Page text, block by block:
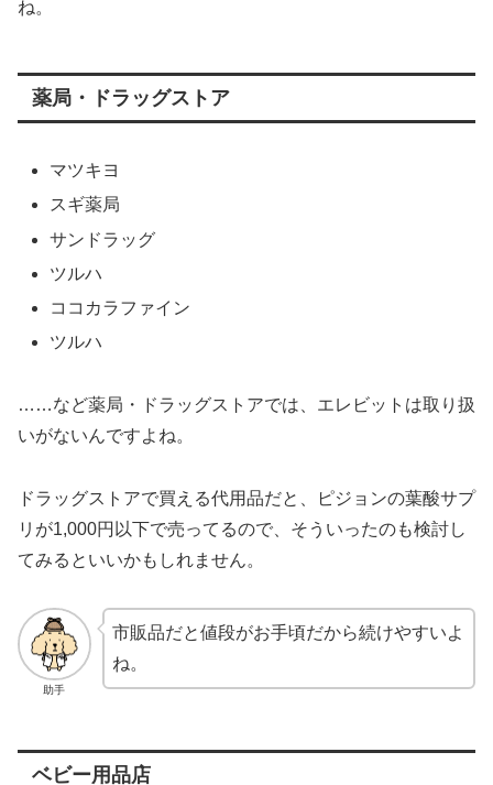
ね。
薬局・ドラッグストア
マツキヨ
スギ薬局
サンドラッグ
ツルハ
ココカラファイン
ツルハ
……など薬局・ドラッグストアでは、エレビットは取り扱
いがないんですよね。
ドラッグストアで買える代用品だと、ピジョンの葉酸サプ
リが1,000円以下で売ってるので、そういったのも検討し
てみるといいかもしれません。
助手
市販品だと値段がお手頃だから続けやすいよ
ね。
ベビー用品店